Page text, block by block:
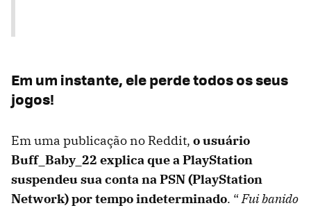
Em um instante, ele perde todos os seus
jogos!
Em uma publicação no Reddit, o usuário
Buff_Baby_22 explica que a PlayStation
suspendeu sua conta na PSN (PlayStation
Network) por tempo indeterminado. “Fui banido